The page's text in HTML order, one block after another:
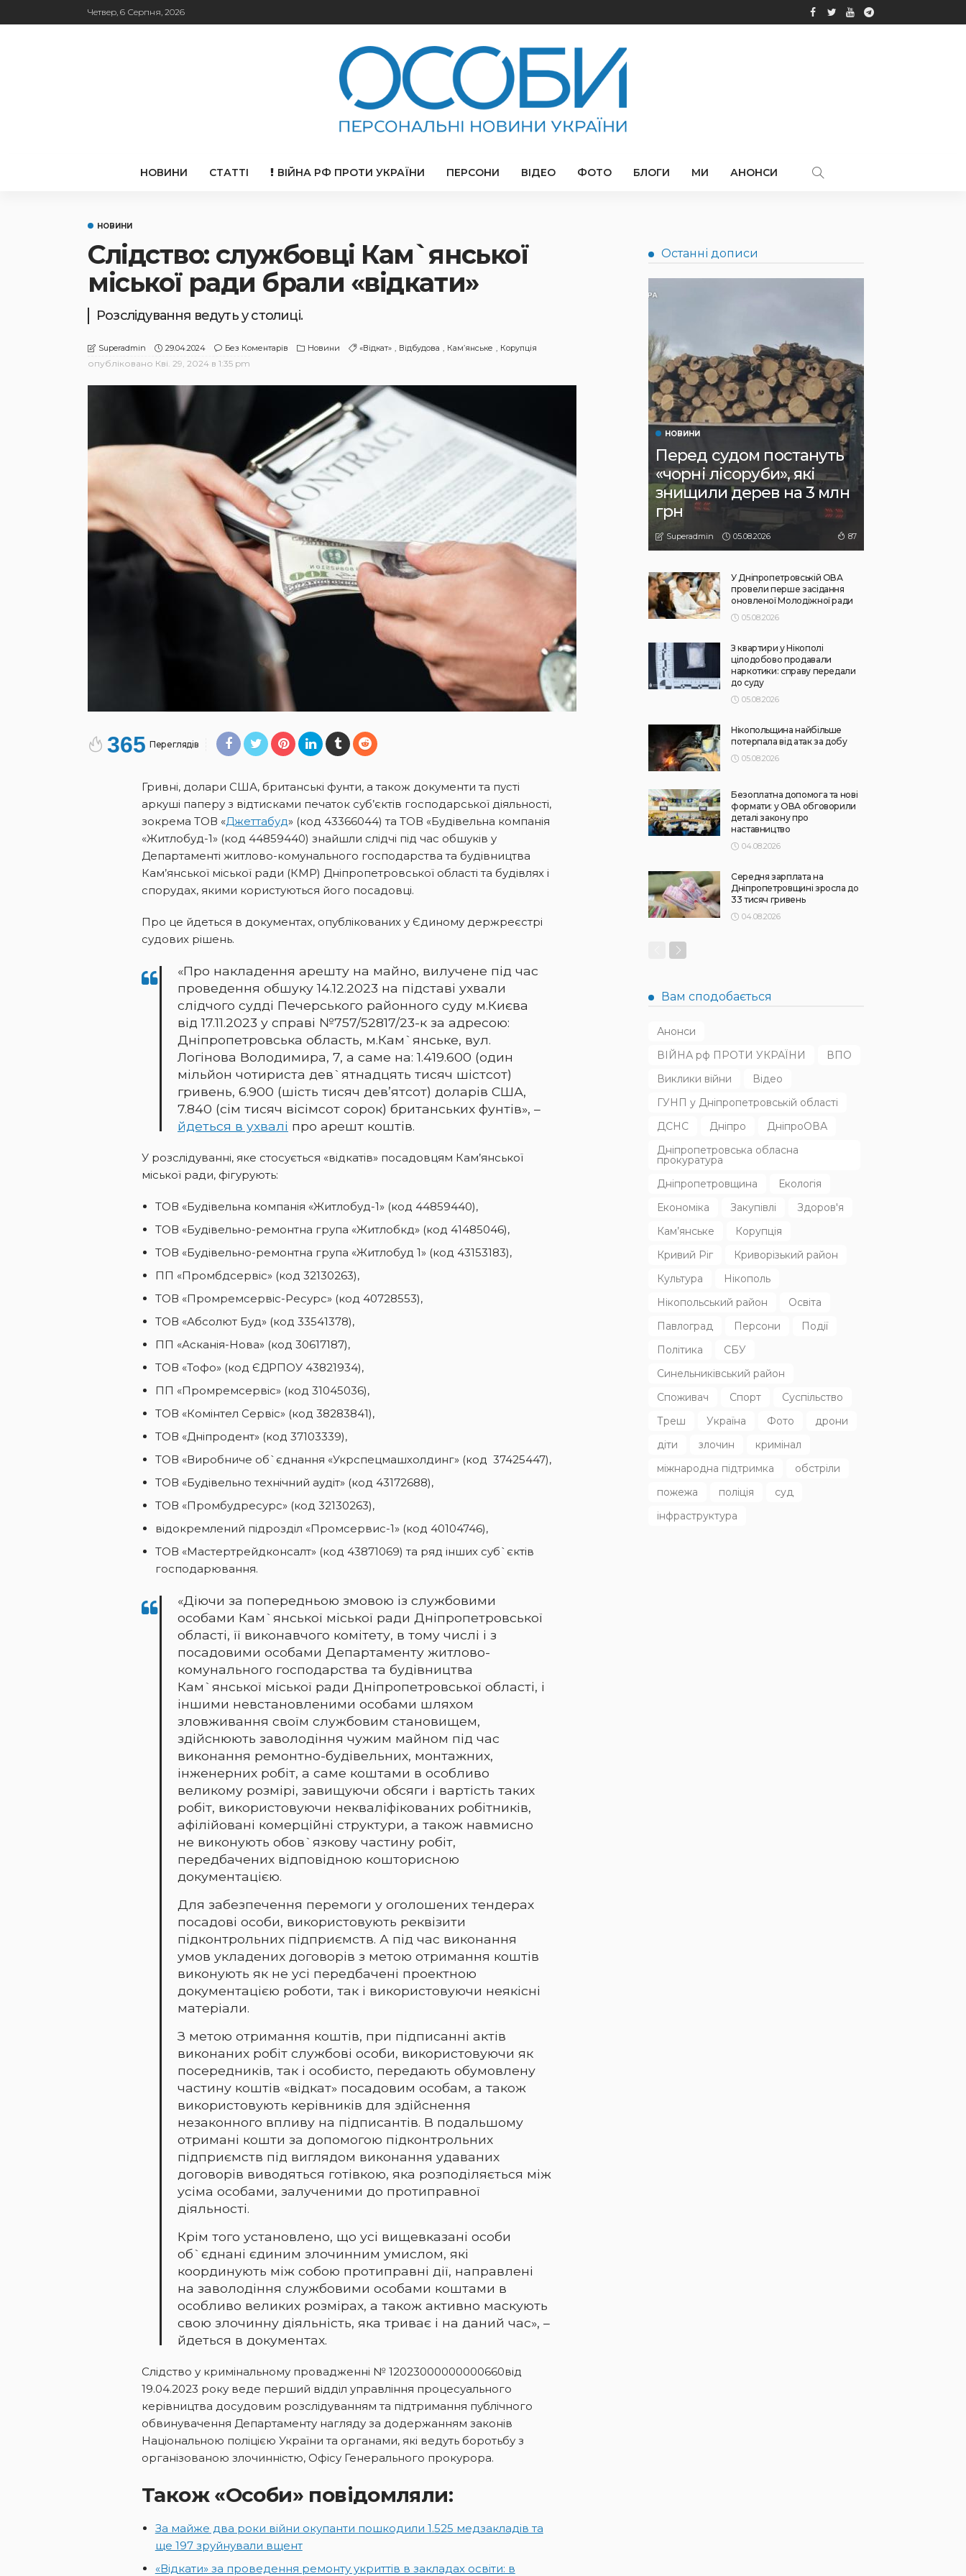
Четвер, 6 Серпня, 2026
НОВИНИ СТАТТІ ВІЙНА РФ ПРОТИ УКРАЇНИ ПЕРСОНИ ВІДЕО ФОТО БЛОГИ МИ АНОНСИ
НОВИНИ
Слідство: службовці Кам`янської
міської ради брали «відкати»
Розслідування ведуть у столиці.
Superadmin 29.04.2024 Без Коментарів Новини «відкат» Відбудова Кам’янське Корупція
опубліковано Кві. 29, 2024 в 1:35 pm
365 Переглядів
Гривні, долари США, британські фунти, а також документи та пусті
аркуші паперу з відтисками печаток суб’єктів господарської діяльності,
зокрема ТОВ «Джеттабуд» (код 43366044) та ТОВ «Будівельна компанія
«Житлобуд-1» (код 44859440) знайшли слідчі під час обшуків у
Департаменті житлово-комунального господарства та будівництва
Кам’янської міської ради (КМР) Дніпропетровської області та будівлях і
спорудах, якими користуються його посадовці.
Про це йдеться в документах, опублікованих у Єдиному держреєстрі
судових рішень.
«Про накладення арешту на майно, вилучене під час
проведення обшуку 14.12.2023 на підставі ухвали
слідчого судді Печерського районного суду м.Києва
від 17.11.2023 у справі №757/52817/23-к за адресою:
Дніпропетровська область, м.Кам`янське, вул.
Логінова Володимира, 7, а саме на: 1.419.600 (один
мільйон чотириста дев`ятнадцять тисяч шістсот)
гривень, 6.900 (шість тисяч дев’ятсот) доларів США,
7.840 (сім тисяч вісімсот сорок) британських фунтів», –
йдеться в ухвалі про арешт коштів.
У розслідуванні, яке стосується «відкатів» посадовцям Кам’янської
міської ради, фігурують:
ТОВ «Будівельна компанія «Житлобуд-1» (код 44859440),
ТОВ «Будівельно-ремонтна група «Житлобкд» (код 41485046),
ТОВ «Будівельно-ремонтна група «Житлобуд 1» (код 43153183),
ПП «Промбдсервіс» (код 32130263),
ТОВ «Промремсервіс-Ресурс» (код 40728553),
ТОВ «Абсолют Буд» (код 33541378),
ПП «Асканія-Нова» (код 30617187),
ТОВ «Тофо» (код ЄДРПОУ 43821934),
ПП «Промремсервіс» (код 31045036),
ТОВ «Комінтел Сервіс» (код 38283841),
ТОВ «Дніпродент» (код 37103339),
ТОВ «Виробниче об`єднання «Укрспецмашхолдинг» (код 37425447),
ТОВ «Будівельно технічний аудіт» (код 43172688),
ТОВ «Промбудресурс» (код 32130263),
відокремлений підрозділ «Промсервис-1» (код 40104746),
ТОВ «Мастертрейдконсалт» (код 43871069) та ряд інших суб`єктів
господарювання.
«Діючи за попередньою змовою із службовими
особами Кам`янської міської ради Дніпропетровської
області, її виконавчого комітету, в тому числі і з
посадовими особами Департаменту житлово-
комунального господарства та будівництва
Кам`янської міської ради Дніпропетровської області, і
іншими невстановленими особами шляхом
зловживання своїм службовим становищем,
здійснюють заволодіння чужим майном під час
виконання ремонтно-будівельних, монтажних,
інженерних робіт, а саме коштами в особливо
великому розмірі, завищуючи обсяги і вартість таких
робіт, використовуючи некваліфікованих робітників,
афілійовані комерційні структури, а також навмисно
не виконують обов`язкову частину робіт,
передбачених відповідною кошторисною
документацією.
Для забезпечення перемоги у оголошених тендерах
посадові особи, використовують реквізити
підконтрольних підприємств. А під час виконання
умов укладених договорів з метою отримання коштів
виконують як не усі передбачені проектною
документацією роботи, так і використовуючи неякісні
матеріали.
З метою отримання коштів, при підписанні актів
виконаних робіт службові особи, використовуючи як
посередників, так і особисто, передають обумовлену
частину коштів «відкат» посадовим особам, а також
використовують керівників для здійснення
незаконного впливу на підписантів. В подальшому
отримані кошти за допомогою підконтрольних
підприємств під виглядом виконання удаваних
договорів виводяться готівкою, яка розподіляється між
усіма особами, залученими до протиправної
діяльності.
Крім того установлено, що усі вищевказані особи
об`єднані єдиним злочинним умислом, які
координують між собою протиправні дії, направлені
на заволодіння службовими особами коштами в
особливо великих розмірах, а також активно маскують
свою злочинну діяльність, яка триває і на даний час», –
йдеться в документах.
Слідство у кримінальному провадженні № 12023000000000660від
19.04.2023 року веде перший відділ управління процесуального
керівництва досудовим розслідуванням та підтримання публічного
обвинувачення Департаменту нагляду за додержанням законів
Національною поліцією України та органами, які ведуть боротьбу з
організованою злочинністю, Офісу Генерального прокурора.
Також «Особи» повідомляли:
За майже два роки війни окупанти пошкодили 1.525 медзакладів та
ще 197 зруйнували вщент
«Відкати» за проведення ремонту укриттів в закладах освіти: в
Останні дописи
НОВИНИ
Перед судом постануть
«чорні лісоруби», які
знищили дерев на 3 млн
грн
Superadmin 05.08.2026 87
У Дніпропетровській ОВА
провели перше засідання
оновленої Молодіжної ради
05.08.2026
З квартири у Нікополі
цілодобово продавали
наркотики: справу передали
до суду
05.08.2026
Нікопольщина найбільше
потерпала від атак за добу
05.08.2026
Безоплатна допомога та нові
формати: у ОВА обговорили
деталі закону про
наставництво
04.08.2026
Середня зарплата на
Дніпропетровщині зросла до
33 тисяч гривень
04.08.2026
Вам сподобається
Анонси
ВІЙНА рф ПРОТИ УКРАЇНИ
ВПО
Виклики війни
Відео
ГУНП у Дніпропетровській області
ДСНС
Дніпро
ДніпроОВА
Дніпропетровська обласна
прокуратура
Дніпропетровщина
Екологія
Економіка
Закупівлі
Здоров'я
Кам’янське
Корупція
Кривий Ріг
Криворізький район
Культура
Нікополь
Нікопольський район
Освіта
Павлоград
Персони
Події
Політика
СБУ
Синельниківський район
Споживач
Спорт
Суспільство
Треш
Україна Фото
дрони
діти
злочин
кримінал
міжнародна підтримка
обстріли
пожежа
поліція
суд
інфраструктура